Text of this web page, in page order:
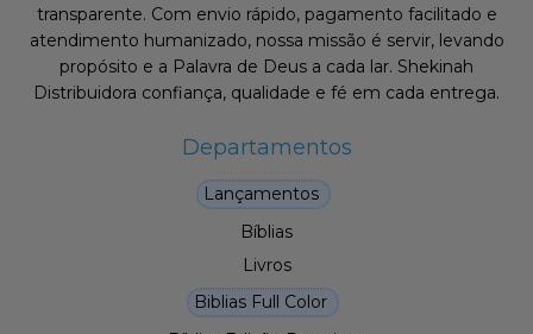
transparente. Com envio rápido, pagamento facilitado e
atendimento humanizado, nossa missão é servir, levando
propósito e a Palavra de Deus a cada lar. Shekinah
Distribuidora confiança, qualidade e fé em cada entrega.
Departamentos
Lançamentos
Bíblias
Livros
Biblias Full Color